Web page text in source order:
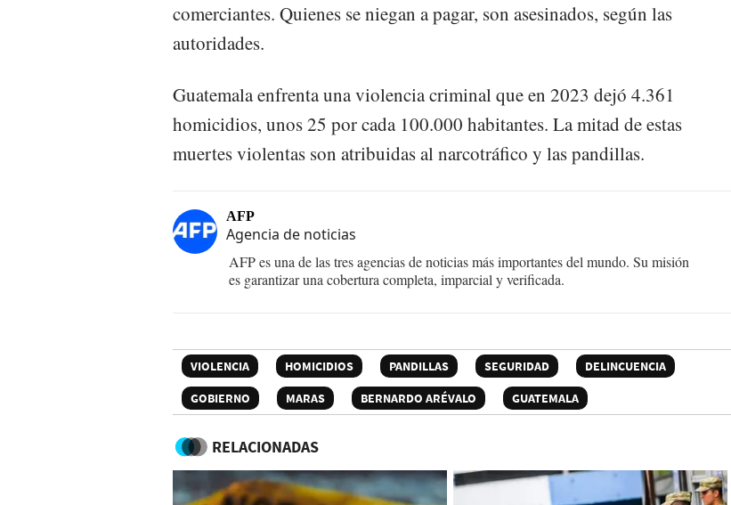
comerciantes. Quienes se niegan a pagar, son asesinados, según las
autoridades.
Guatemala enfrenta una violencia criminal que en 2023 dejó 4.361
homicidios, unos 25 por cada 100.000 habitantes. La mitad de estas
muertes violentas son atribuidas al narcotráfico y las pandillas.
AFP
Agencia de noticias
AFP es una de las tres agencias de noticias más importantes del mundo. Su misión
es garantizar una cobertura completa, imparcial y verificada.
VIOLENCIA HOMICIDIOS PANDILLAS SEGURIDAD
DELINCUENCIA
GOBIERNO
MARAS BERNARDO ARÉVALO GUATEMALA
RELACIONADAS